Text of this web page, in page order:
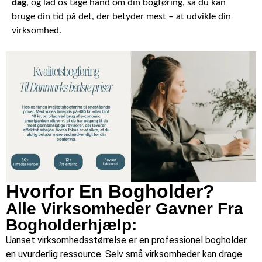
dag, og lad os tage hånd om din bogføring, så du kan
bruge din tid på det, der betyder mest – at udvikle din
virksomhed.
Hvorfor En Bogholder?
Alle Virksomheder Gavner Fra
Bogholderhjælp:
Uanset virksomhedsstørrelse er en professionel bogholder
en uvurderlig ressource. Selv små virksomheder kan drage